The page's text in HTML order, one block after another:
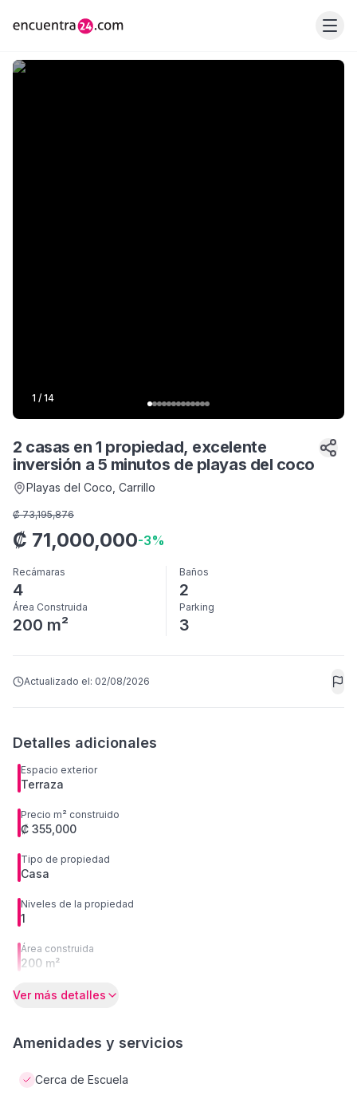
1 / 14
2 casas en 1 propiedad, excelente
inversión a 5 minutos de playas del coco
Playas del Coco , Carrillo
₡ 73,195,876
₡ 71,000,000-3%
Recámaras
4
Baños
2
Área Construida
200 m²
Parking
3
Actualizado el: 02/08/2026
Detalles adicionales
Espacio exterior
Terraza
Precio m² construido
₡ 355,000
Tipo de propiedad
Casa
Niveles de la propiedad
1
Área construida
200 m²
Ver más detalles
Amenidades y servicios
Cerca de Escuela